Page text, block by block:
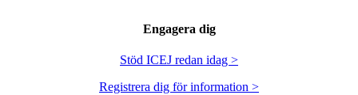
Engagera dig
Stöd ICEJ redan idag >
Registrera dig för information >